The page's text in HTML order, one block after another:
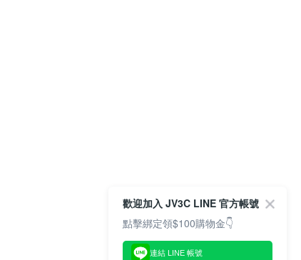
歡迎加入 JV3C LINE 官方帳號
點擊綁定領$100購物金👇
連結 LINE 帳號